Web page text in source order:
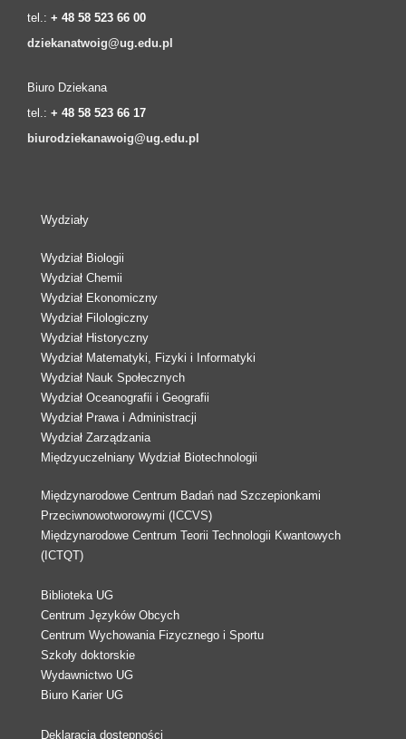
tel.: + 48 58 523 66 00
dziekanatwoig@ug.edu.pl
Biuro Dziekana
tel.: + 48 58 523 66 17
biurodziekanawoig@ug.edu.pl
Wydziały
Wydział Biologii
Wydział Chemii
Wydział Ekonomiczny
Wydział Filologiczny
Wydział Historyczny
Wydział Matematyki, Fizyki i Informatyki
Wydział Nauk Społecznych
Wydział Oceanografii i Geografii
Wydział Prawa i Administracji
Wydział Zarządzania
Międzyuczelniany Wydział Biotechnologii
Międzynarodowe Centrum Badań nad Szczepionkami
Przeciwnowotworowymi (ICCVS)
Międzynarodowe Centrum Teorii Technologii Kwantowych
(ICTQT)
Biblioteka UG
Centrum Języków Obcych
Centrum Wychowania Fizycznego i Sportu
Szkoły doktorskie
Wydawnictwo UG
Biuro Karier UG
Deklaracja dostępności